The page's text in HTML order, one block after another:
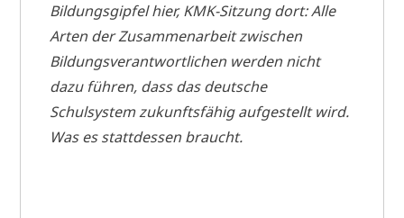
Bildungsgipfel hier, KMK-Sitzung dort: Alle
Arten der Zusammenarbeit zwischen
Bildungsverantwortlichen werden nicht
dazu führen, dass das deutsche
Schulsystem zukunftsfähig aufgestellt wird.
Was es stattdessen braucht.